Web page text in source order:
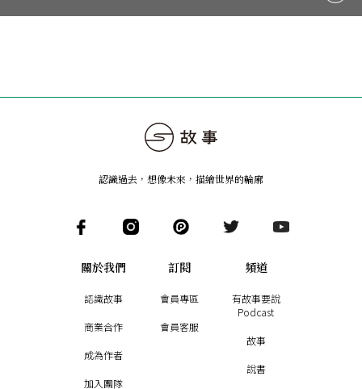
認識過去，想像未來 ， 描繪世界的輪廓
關於我們
認識故事
商業合作
成為作者
加入團隊
訂閱
會員專區
會員客服
頻道
有故事要說
Podcast
故事
說書